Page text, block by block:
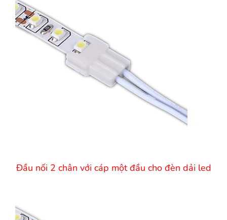
Đầu nối 2 chân với cáp một đầu cho đèn dải led